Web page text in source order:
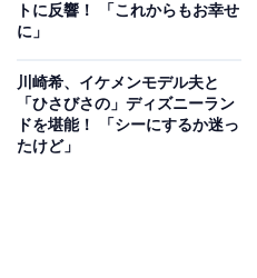
トに反響！ 「これからもお幸せ
に」
川崎希、イケメンモデル夫と
「ひさびさの」ディズニーラン
ドを堪能！ 「シーにするか迷っ
たけど」